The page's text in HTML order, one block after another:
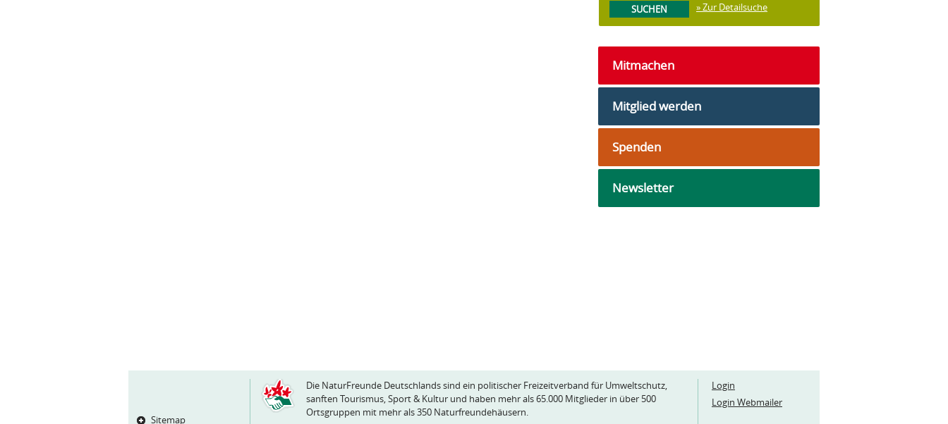
» Zur Detailsuche
Mitmachen
Mitglied werden
Spenden
Newsletter
Sitemap
Die NaturFreunde Deutschlands sind ein politischer Freizeitverband für Umweltschutz,
sanften Tourismus, Sport & Kultur und haben mehr als 65.000 Mitglieder in über 500
Ortsgruppen mit mehr als 350 Naturfreundehäusern.
Login
Login Webmailer